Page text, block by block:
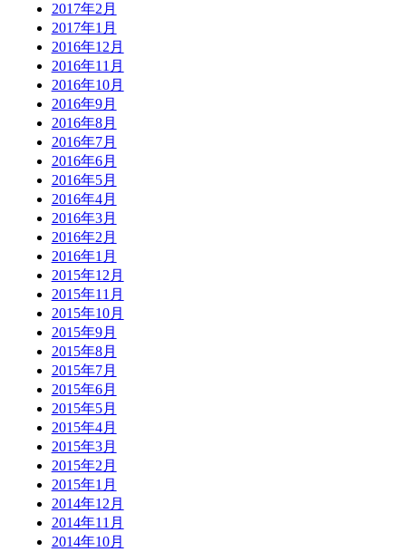
2017年2月
2017年1月
2016年12月
2016年11月
2016年10月
2016年9月
2016年8月
2016年7月
2016年6月
2016年5月
2016年4月
2016年3月
2016年2月
2016年1月
2015年12月
2015年11月
2015年10月
2015年9月
2015年8月
2015年7月
2015年6月
2015年5月
2015年4月
2015年3月
2015年2月
2015年1月
2014年12月
2014年11月
2014年10月